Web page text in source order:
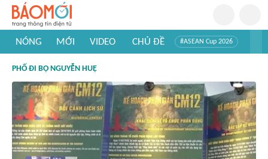
NÓNG MỚI VIDEO CHỦ ĐỀ #ASEAN Cup 2026
#Khám phá thế giới
PHỐ ĐI BỘ NGUYỄN HUỆ